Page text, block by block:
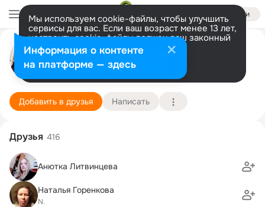
Войти
Мы используем cookie-файлы, чтобы улучшить
сервисы для вас. Если ваш возраст менее 13 лет,
настроить cookie-файлы должен ваш законный
представитель. Больше информации
Разрешить все Настроить
Татьяна Миллер
Дюссельдорф
Подробнее
Добавить в друзья Написать
Друзья 416
Анютка Литвинцева
Наталья Горенкова
N.
Информация о контенте
на платформе — здесь